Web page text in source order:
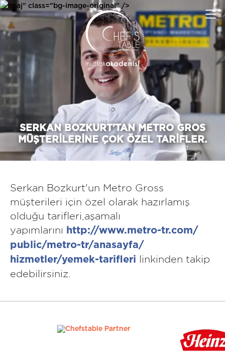
imaj" class="bg-image-original" />
SERKAN BOZKURT'TAN METRO GROS
MÜŞTERILERINE ÇOK ÖZEL TARIFLER.
Serkan Bozkurt'un Metro Gross
müşterileri için özel olarak hazırlamış
olduğu tarifleri,aşamalı
yapımlarını http://www.metro-tr.com/
public/metro-tr/anasayfa/
hizmetler/yemek-tarifleri linkinden takip
edebilirsiniz.